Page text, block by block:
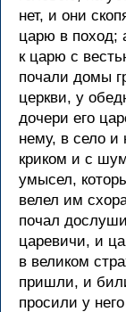
нет, и они
царю в поход;
к царю с
почали домы
церкви, у
дочери его
нему, в село и
криком и с
умысел,
велел им
почал
царевичи, и
в великом
пришли, и
просили у